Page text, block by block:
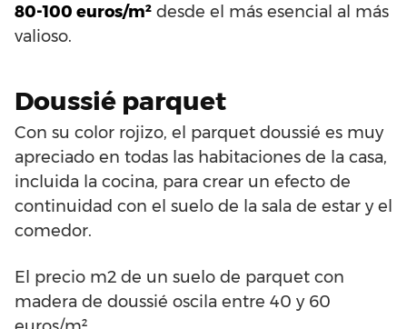
80-100 euros/m² desde el más esencial al más
valioso.
Doussié parquet
Con su color rojizo, el parquet doussié es muy
apreciado en todas las habitaciones de la casa,
incluida la cocina, para crear un efecto de
continuidad con el suelo de la sala de estar y el
comedor.
El precio m2 de un suelo de parquet con
madera de doussié oscila entre 40 y 60